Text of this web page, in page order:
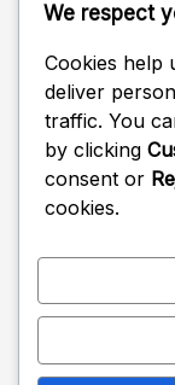
Sivuston
Indeksointi Ja
Sivuston
Metatiedot
Indeksointi Ja
We respect
Cookies help
deliver
traffic. You
by clicking
consent or
cookies.